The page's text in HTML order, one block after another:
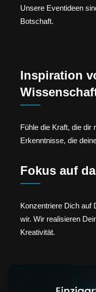
Unsere Eventideen
Botschaft.
Inspiration
Fühle die Kraft, die dir
Erkenntnisse, die
Fokus auf
Konzentriere Dich auf
wir. Wir realisieren
Kreativität.